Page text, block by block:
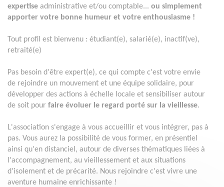
expertise administrative et/ou comptable... ou simplement
apporter votre bonne humeur et votre enthousiasme !
Tout profil est bienvenu : étudiant(e), salarié(e), inactif(ve),
retraité(e)
Pas besoin d'être expert(e), ce qui compte c'est votre envie
de rejoindre un mouvement et une équipe solidaire, pour
développer des actions à échelle locale et sensibiliser autour
de soit pour faire évoluer le regard porté sur la vieillesse.
L'association s'engage à vous accueillir et vous intégrer, pas à
pas. Vous aurez la possibilité de vous former, en présentiel
ainsi qu'en distanciel, autour de diverses thématiques liées à
l'accompagnement, au vieillessement et aux situations
d'isolement et de précarité. Nous rejoindre c'est vivre une
aventure humaine enrichissante !